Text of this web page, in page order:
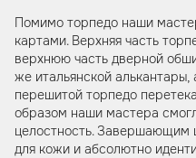
Помимо торпедо наши
картами. Верхняя часть
верхнюю часть дверной
же итальянской
перешитой торпедо
образом наши мастера
целостность. Завершающим
для кожи и абсолютно